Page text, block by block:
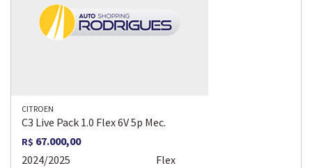
CITROEN
C3 Live Pack 1.0 Flex 6V 5p Mec.
R$ 67.000,00
2024/2025
Flex